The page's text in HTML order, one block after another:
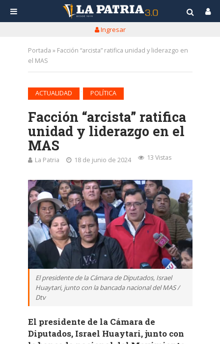
Ingresar
Portada » Facción “arcista” ratifica unidad y liderazgo en
el MAS
ACTUALIDAD POLÍTICA
Facción “arcista” ratifica
unidad y liderazgo en el
MAS
La Patria 18 de junio de 2024 13 Vistas
El presidente de la Cámara de Diputados, Israel
Huaytari, junto con la bancada nacional del MAS /
Dtv
El presidente de la Cámara de
Diputados, Israel Huaytari, junto con